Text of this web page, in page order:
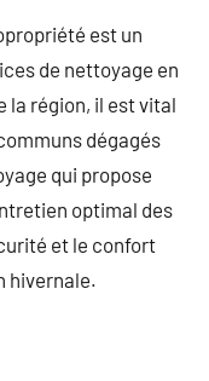
est un
de nettoyage en
la région, il est vital
dégagés
qui propose
optimal des
et le confort
hivernale.